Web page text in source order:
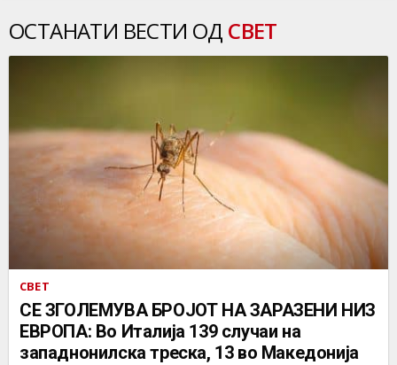
ОСТАНАТИ ВЕСТИ ОД СВЕТ
СВЕТ
СЕ ЗГОЛЕМУВА БРОЈОТ НА ЗАРАЗЕНИ НИЗ
ЕВРОПА: Во Италија 139 случаи на
западнонилска треска, 13 во Македонија